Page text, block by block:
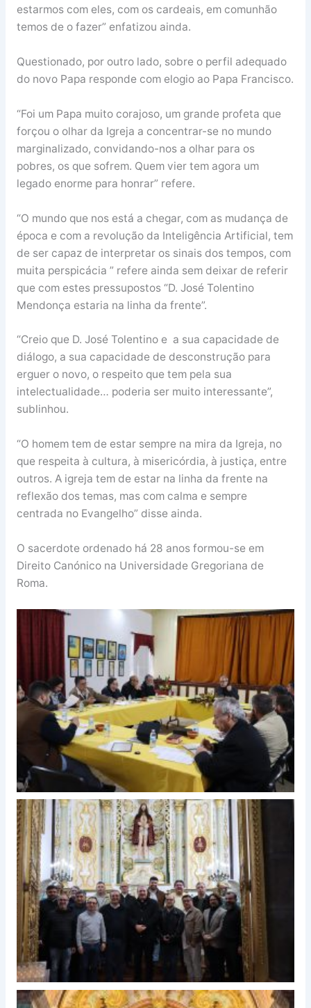
estarmos com eles, com os cardeais, em comunhão
temos de o fazer” enfatizou ainda.
Questionado, por outro lado, sobre o perfil adequado
do novo Papa responde com elogio ao Papa Francisco.
“Foi um Papa muito corajoso, um grande profeta que
forçou o olhar da Igreja a concentrar-se no mundo
marginalizado, convidando-nos a olhar para os
pobres, os que sofrem. Quem vier tem agora um
legado enorme para honrar” refere.
“O mundo que nos está a chegar, com as mudança de
época e com a revolução da Inteligência Artificial, tem
de ser capaz de interpretar os sinais dos tempos, com
muita perspicácia ” refere ainda sem deixar de referir
que com estes pressupostos “D. José Tolentino
Mendonça estaria na linha da frente”.
“Creio que D. José Tolentino e a sua capacidade de
diálogo, a sua capacidade de desconstrução para
erguer o novo, o respeito que tem pela sua
intelectualidade… poderia ser muito interessante”,
sublinhou.
“O homem tem de estar sempre na mira da Igreja, no
que respeita à cultura, à misericórdia, à justiça, entre
outros. A igreja tem de estar na linha da frente na
reflexão dos temas, mas com calma e sempre
centrada no Evangelho” disse ainda.
O sacerdote ordenado há 28 anos formou-se em
Direito Canónico na Universidade Gregoriana de
Roma.